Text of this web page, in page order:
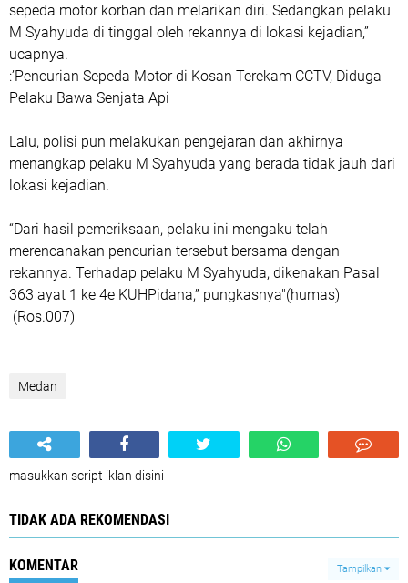
sepeda motor korban dan melarikan diri. Sedangkan pelaku
M Syahyuda di tinggal oleh rekannya di lokasi kejadian,”
ucapnya.
:’Pencurian Sepeda Motor di Kosan Terekam CCTV, Diduga
Pelaku Bawa Senjata Api
Lalu, polisi pun melakukan pengejaran dan akhirnya
menangkap pelaku M Syahyuda yang berada tidak jauh dari
lokasi kejadian.
“Dari hasil pemeriksaan, pelaku ini mengaku telah
merencanakan pencurian tersebut bersama dengan
rekannya. Terhadap pelaku M Syahyuda, dikenakan Pasal
363 ayat 1 ke 4e KUHPidana,” pungkasnya"(humas)
(Ros.007)
Medan
masukkan script iklan disini
TIDAK ADA REKOMENDASI
KOMENTAR Tampilkan